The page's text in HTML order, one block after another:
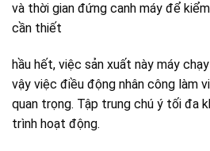
và thời gian đứng canh máy để
cần thiết
hầu hết, việc sản xuất này máy
vậy việc điều động nhân công làm
quan trọng. Tập trung chú ý tối đa
trình hoạt động.